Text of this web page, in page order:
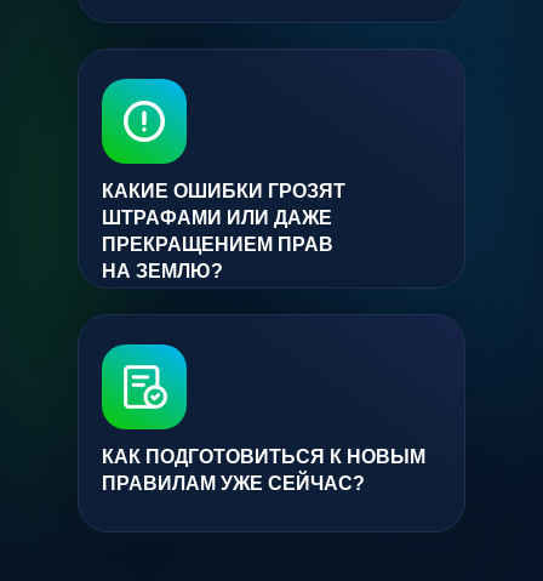
КАКИЕ ОШИБКИ ГРОЗЯТ
ШТРАФАМИ ИЛИ ДАЖЕ
ПРЕКРАЩЕНИЕМ ПРАВ
НА ЗЕМЛЮ?
КАК ПОДГОТОВИТЬСЯ К НОВЫМ
ПРАВИЛАМ УЖЕ СЕЙЧАС?